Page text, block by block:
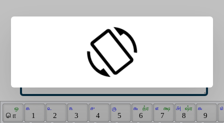
Type Tamil characters into the box:
ொ
ஒ
1
௧
2
௨
3
௩
4
௪
5
௫
6
த்ர
௬
7
க்ஷ
௭
8
ஷ்ர
௮
9
௯ ௰